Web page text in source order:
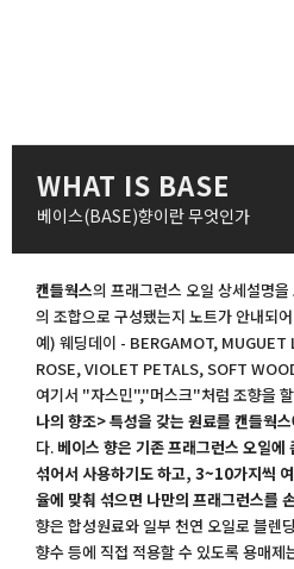
WHAT IS BASE
베이스(BASE)향이란 무엇인가
캔들웍스의 프래그런스 오일 상세설명
의 조합으로 구성됐는지 노트가 안내되
예) 웨딩데이 - BERGAMOT, MUGUET
ROSE, VIOLET PETALS, SOFT
여기서 "자스민","머스크"처럼 조향을
나의 향조> 특성을 갖는 원료를 캔들웍
다. 베이스 향은 기존 프래그런스 오일에
섞어서 사용하기도 하고, 3~10가지씩
율에 맞춰 섞으면 나만의 프래그런스를
향은 합성원료와 일부 천연 오일로 블렌
향수 등에 직접 적용할 수 있도록 용매제